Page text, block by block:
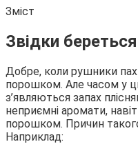
Зміст
Звідки
Добре, коли рушники
порошком. Але часом у
з’являються запах
неприємні аромати,
порошком. Причин
Наприклад: